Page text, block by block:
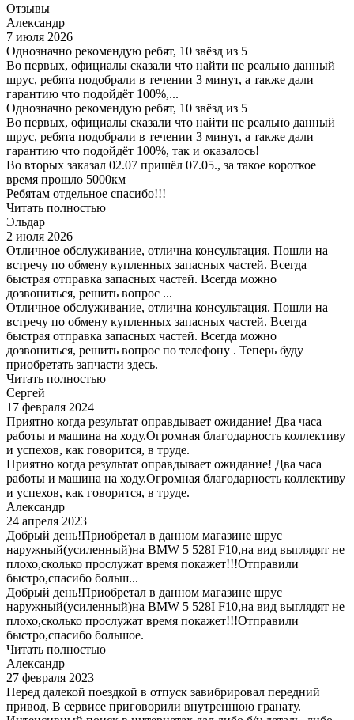
Отзывы
Александр
7 июля 2026
Однозначно рекомендую ребят, 10 звёзд из 5
Во первых, официалы сказали что найти не реально данный
шрус, ребята подобрали в течении 3 минут, а также дали
гарантию что подойдёт 100%,...
Однозначно рекомендую ребят, 10 звёзд из 5
Во первых, официалы сказали что найти не реально данный
шрус, ребята подобрали в течении 3 минут, а также дали
гарантию что подойдёт 100%, так и оказалось!
Во вторых заказал 02.07 пришёл 07.05., за такое короткое
время прошло 5000км
Ребятам отдельное спасибо!!!
Читать полностью
Эльдар
2 июля 2026
Отличное обслуживание, отлична консультация. Пошли на
встречу по обмену купленных запасных частей. Всегда
быстрая отправка запасных частей. Всегда можно
дозвониться, решить вопрос ...
Отличное обслуживание, отлична консультация. Пошли на
встречу по обмену купленных запасных частей. Всегда
быстрая отправка запасных частей. Всегда можно
дозвониться, решить вопрос по телефону . Теперь буду
приобретать запчасти здесь.
Читать полностью
Сергей
17 февраля 2024
Приятно когда результат оправдывает ожидание! Два часа
работы и машина на ходу.Огромная благодарность коллективу
и успехов, как говорится, в труде.
Приятно когда результат оправдывает ожидание! Два часа
работы и машина на ходу.Огромная благодарность коллективу
и успехов, как говорится, в труде.
Александр
24 апреля 2023
Добрый день!Приобретал в данном магазине шрус
наружный(усиленный)на BMW 5 528I F10,на вид выглядят не
плохо,сколько прослужат время покажет!!!Отправили
быстро,спасибо больш...
Добрый день!Приобретал в данном магазине шрус
наружный(усиленный)на BMW 5 528I F10,на вид выглядят не
плохо,сколько прослужат время покажет!!!Отправили
быстро,спасибо большое.
Читать полностью
Александр
27 февраля 2023
Перед далекой поездкой в отпуск завибрировал передний
привод. В сервисе приговорили внутреннюю гранату.